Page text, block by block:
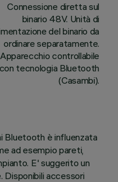
Connessione diretta sul
binario 48V. Unità di
del binario da
ordinare separatamente.
Apparecchio controllabile
con tecnologia Bluetooth
(Casambi).
Bluetooth è influenzata
ad esempio pareti,
E' suggerito un
Disponibili accessori